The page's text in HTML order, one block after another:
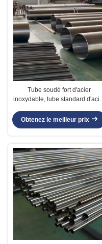
Tube soudé fort d'acier
inoxydable, tube standard d'acier
Obtenez le meilleur prix